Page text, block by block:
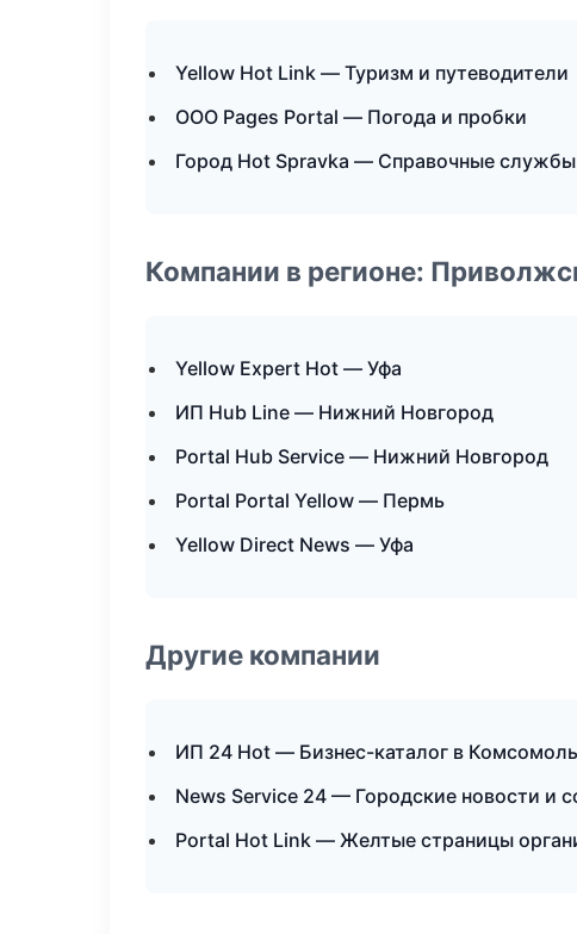
Yellow Hot Link — Туризм и путеводители
ООО Pages Portal — Погода и пробки
Город Hot Spravka — Справочные службы
Компании в регионе:
Yellow Expert Hot — Уфа
ИП Hub Line — Нижний Новгород
Portal Hub Service — Нижний Новгород
Portal Portal Yellow — Пермь
Yellow Direct News — Уфа
Другие компании
ИП 24 Hot — Бизнес-каталог в
News Service 24 — Городские новости и
Portal Hot Link — Желтые страницы